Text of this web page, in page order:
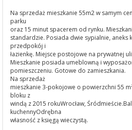
Na sprzedaż mieszkanie 55m2 w samym
parku
oraz 15 minut spacerem od rynku.
standardzie. Posiada dwie sypialnie, aneks
przedpokój i
łazienkę. Miejsce postojowe na prywatnej
Mieszkanie posiada umeblowną i
pomieszczeniu. Gotowe do zamieszkania.
Na sprzedaż
mieszkanie 3-pokojowe o powierzchni 55
bloku z
windą z 2015 rokuWrocław,
kuchennyOdrębna
własność z księgą wieczystą.